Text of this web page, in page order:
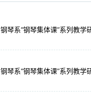
钢琴系“钢琴集体课”系列教
钢琴系“钢琴集体课”系列教